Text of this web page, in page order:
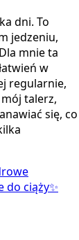
dni. To
jedzeniu,
mnie ta
w
regularnie,
talerz,
się, co
do ciąży✨